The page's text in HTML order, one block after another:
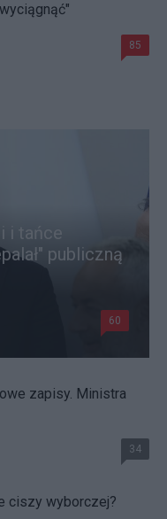
85
i tańce
publiczną
60
zapisy. Ministra
34
ciszy wyborczej?